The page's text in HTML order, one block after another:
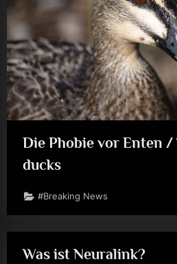
Die Phobie vor Enten /
ducks
#Breaking News
Was ist Neuralink?